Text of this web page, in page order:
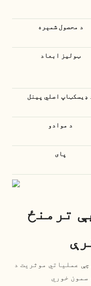
د محصول شمېره
ټولیز ابعاد
ډیسکټاپ اصلي پینل
د موادو
پای
ترمنځ
عملیاتي موثریت د